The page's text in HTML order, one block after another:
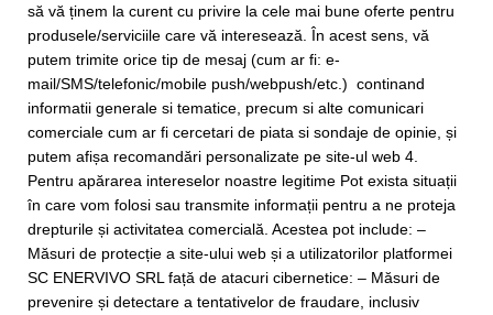
să vă ținem la curent cu privire la cele mai bune oferte pentru
produsele/serviciile care vă interesează. În acest sens, vă
putem trimite orice tip de mesaj (cum ar fi: e-
mail/SMS/telefonic/mobile push/webpush/etc.) continand
informatii generale si tematice, precum si alte comunicari
comerciale cum ar fi cercetari de piata si sondaje de opinie, și
putem afișa recomandări personalizate pe site-ul web 4.
Pentru apărarea intereselor noastre legitime Pot exista situații
în care vom folosi sau transmite informații pentru a ne proteja
drepturile și activitatea comercială. Acestea pot include: –
Măsuri de protecție a site-ului web și a utilizatorilor platformei
SC ENERVIVO SRL față de atacuri cibernetice: – Măsuri de
prevenire și detectare a tentativelor de fraudare, inclusiv